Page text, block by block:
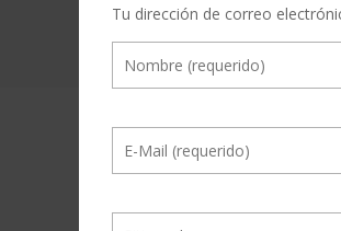
Tu dirección de correo